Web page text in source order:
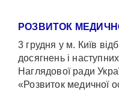
РОЗВИТОК
3 грудня у м. Київ
досягнень і
Наглядової ради
«Розвиток медичної